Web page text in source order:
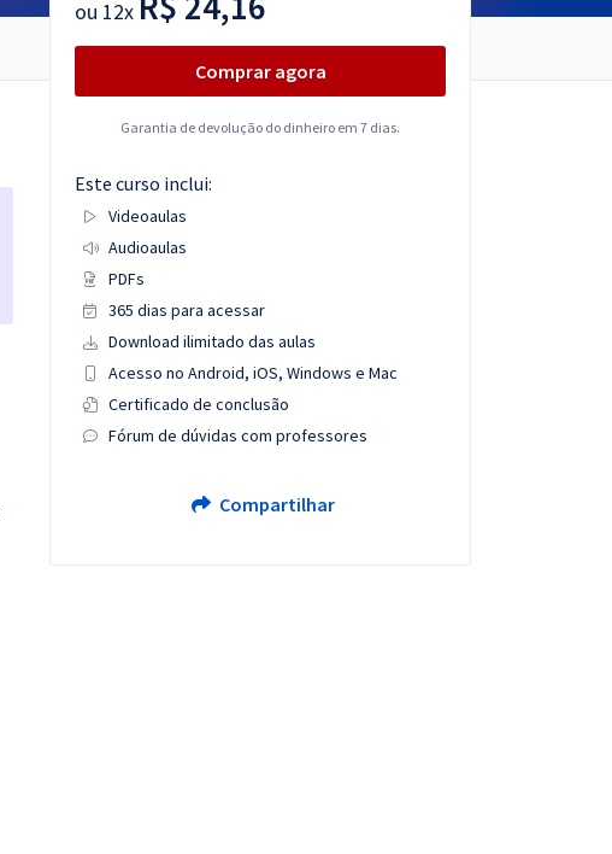
ou 12x
Comprar agora
Garantia de devolução do dinheiro em 7 dias.
Este curso inclui:
Videoaulas
Audioaulas
PDFs
365 dias para acessar
Download ilimitado das aulas
Acesso no Android, iOS, Windows e Mac
Certificado de conclusão
Fórum de dúvidas com professores
Compartilhar